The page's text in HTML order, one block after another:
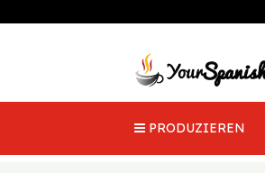
PRODUZIEREN